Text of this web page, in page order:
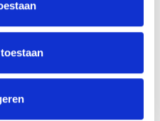
wordt